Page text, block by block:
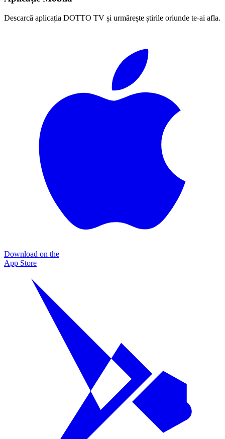
Descarcă aplicația DOTTO TV și urmărește știrile oriunde te-ai afla.
Download on the
App Store